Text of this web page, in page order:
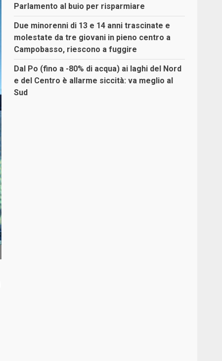
Parlamento al buio per risparmiare
Due minorenni di 13 e 14 anni trascinate e
molestate da tre giovani in pieno centro a
Campobasso, riescono a fuggire
Dal Po (fino a -80% di acqua) ai laghi del Nord
e del Centro è allarme siccità: va meglio al
Sud